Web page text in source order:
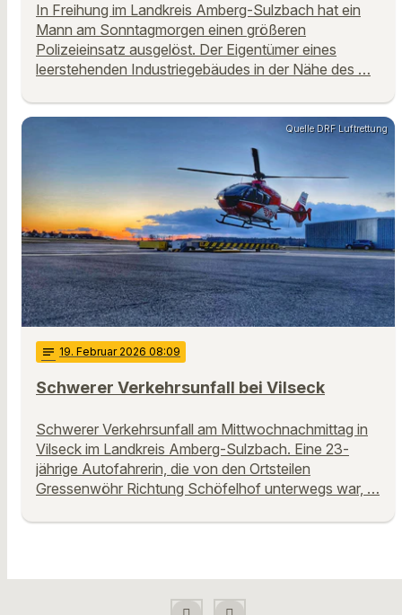
In Freihung im Landkreis Amberg-Sulzbach hat ein
Mann am Sonntagmorgen einen größeren
Polizeieinsatz ausgelöst. Der Eigentümer eines
leerstehenden Industriegebäudes in der Nähe des …
Quelle DRF Luftrettung
notes 19. Februar 2026 08:09
Schwerer Verkehrsunfall bei Vilseck
Schwerer Verkehrsunfall am Mittwochnachmittag in
Vilseck im Landkreis Amberg-Sulzbach. Eine 23-
jährige Autofahrerin, die von den Ortsteilen
Gressenwöhr Richtung Schöfelhof unterwegs war, …